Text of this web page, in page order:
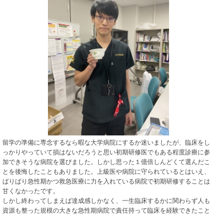
留学の準備に専念するなら暇な大学病院にするか迷いましたが、臨床をし
っかりやっていて損はないだろうと思い初期研修医でもある程度診療に参
加できそうな病院を選びました。しかし思った１億倍しんどくて選んだこ
とを後悔したこともありました。上級医や病院に守られているとはいえ、
ばりばり急性期かつ救急医療に力を入れている病院で初期研修することは
甘くなかったです。
しかし終わってしまえば達成感しかなく、一生臨床するかに関わらず人も
資源も整った規模の大きな急性期病院で責任持って臨床を経験できたこと